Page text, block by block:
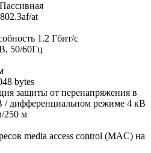
Пассивная
at
1.2 Гбит/с
50/60Гц
bytes
защиты от перенапряжения в
дифференциальном режиме 4 кВ
250 м
media access control (MAC) на